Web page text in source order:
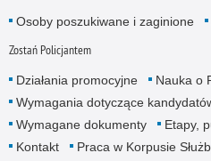
Osoby poszukiwane i zaginione
Zostań Policjantem
Działania promocyjne
Nauka o
Wymagania dotyczące
Wymagane dokumenty
Etapy,
Kontakt
Praca w Korpusie